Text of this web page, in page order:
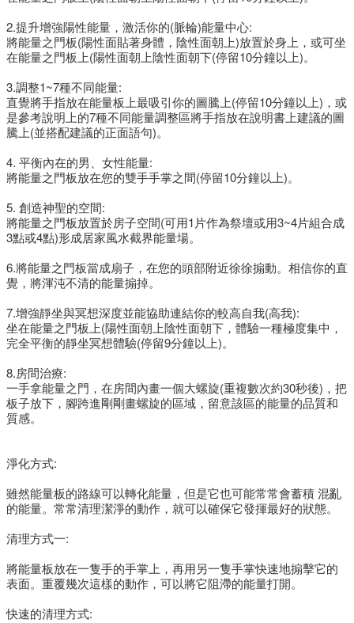
2.提升增強陽性能量，激活你的(脈輪)能量中心:
將能量之門板(陽性面貼著身體，陰性面朝上)放置於身上，或可坐
在能量之門板上(陽性面朝上陰性面朝下(停留10分鐘以上)。
3.調整1~7種不同能量:
直覺將手指放在能量板上最吸引你的圖騰上(停留10分鐘以上)，或
是參考說明上的7種不同能量調整區將手指放在說明書上建議的圖
騰上(並搭配建議的正面語句)。
4. 平衡內在的男、女性能量:
將能量之門板放在您的雙手手掌之間(停留10分鐘以上)。
5. 創造神聖的空間:
將能量之門板放置於房子空間(可用1片作為祭壇或用3~4片組合成
3點或4點)形成居家風水截界能量場。
6.將能量之門板當成扇子，在您的頭部附近徐徐搧動。相信你的直
覺，將渾沌不清的能量搧掉。
7.增強靜坐與冥想深度並能協助連結你的較高自我(高我):
坐在能量之門板上(陽性面朝上陰性面朝下，體驗一種極度集中，
完全平衡的靜坐冥想體驗(停留9分鐘以上)。
8.房間治療:
一手拿能量之門，在房間內畫一個大螺旋(重複數次約30秒後)，把
板子放下，腳跨進剛剛畫螺旋的區域，留意該區的能量的品質和
質感。
淨化方式:
雖然能量板的路線可以轉化能量，但是它也可能常常會蓄積 混亂
的能量。常常清理潔淨的動作，就可以確保它發揮最好的狀態。
清理方式一:
將能量板放在一隻手的手掌上，再用另一隻手掌快速地搧擊它的
表面。重覆幾次這樣的動作，可以將它阻滯的能量打開。
快速的清理方式: